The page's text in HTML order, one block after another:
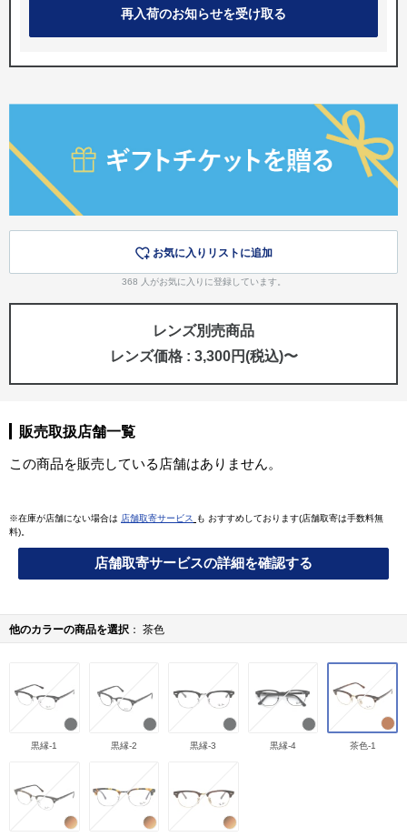
お気に入りリストに追加
368 人がお気に入りに登録しています。
レンズ別売商品
レンズ価格 : 3,300円(税込)〜
販売取扱店舗一覧
この商品を販売している店舗はありません。
※在庫が店舗にない場合は 店舗取寄サービス
も おすすめしております(店舗取寄は手数料無
料)。
店舗取寄サービスの詳細を確認する
他のカラーの商品を選択 茶色
黒縁-1 黒縁-2 黒縁-3 黒縁-4 茶色-1